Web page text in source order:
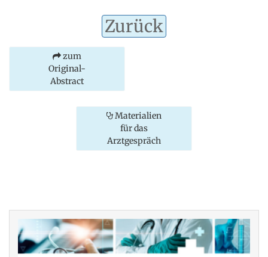
Zurück
zum
Original-
Abstract
Materialien
für das
Arztgespräch